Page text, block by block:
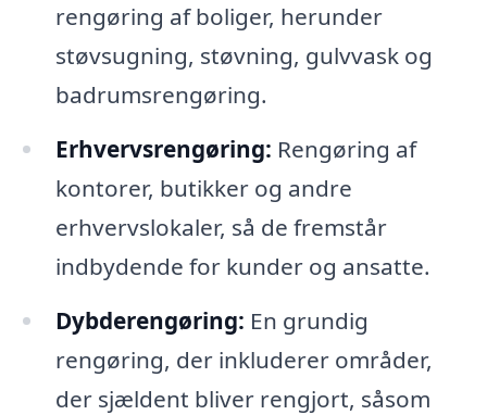
rengøring af boliger, herunder
støvsugning, støvning, gulvvask og
badrumsrengøring.
Erhvervsrengøring: Rengøring af
kontorer, butikker og andre
erhvervslokaler, så de fremstår
indbydende for kunder og ansatte.
Dybderengøring: En grundig
rengøring, der inkluderer områder,
der sjældent bliver rengjort, såsom